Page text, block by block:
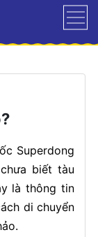
Superdong
biết tàu
là thông tin
di chuyển